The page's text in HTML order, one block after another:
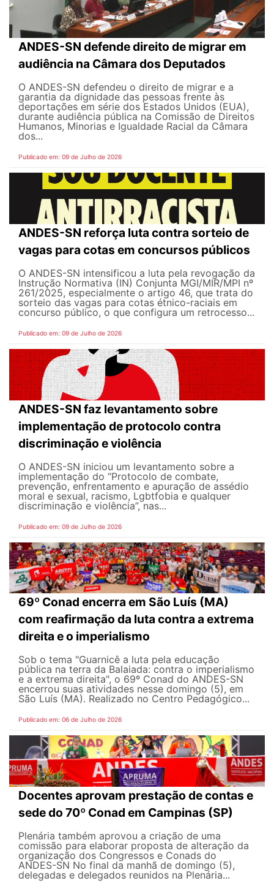
ANDES-SN defende direito de migrar em
audiência na Câmara dos Deputados
O ANDES-SN defendeu o direito de migrar e a
garantia da dignidade das pessoas frente às
deportações em série dos Estados Unidos (EUA),
durante audiência pública na Comissão de Direitos
Humanos, Minorias e Igualdade Racial da Câmara
dos...
Publicado em: 09 de Julho de 2026
ANDES-SN reforça luta contra sorteio de
vagas para cotas em concursos públicos
O ANDES-SN intensificou a luta pela revogação da
Instrução Normativa (IN) Conjunta MGI/MIR/MPI nº
261/2025, especialmente o artigo 46, que trata do
sorteio das vagas para cotas étnico-raciais em
concurso público, o que configura um retrocesso...
Publicado em: 09 de Julho de 2026
ANDES-SN faz levantamento sobre
implementação de protocolo contra
discriminação e violência
O ANDES-SN iniciou um levantamento sobre a
implementação do “Protocolo de combate,
prevenção, enfrentamento e apuração de assédio
moral e sexual, racismo, Lgbtfobia e qualquer
discriminação e violência”, nas...
Publicado em: 09 de Julho de 2026
69º Conad encerra em São Luís (MA)
com reafirmação da luta contra a extrema
direita e o imperialismo
Sob o tema "Guarnicê a luta pela educação
pública na terra da Balaiada: contra o imperialismo
e a extrema direita", o 69º Conad do ANDES-SN
encerrou suas atividades nesse domingo (5), em
São Luís (MA). Realizado no Centro Pedagógico...
Publicado em: 06 de Julho de 2026
Docentes aprovam prestação de contas e
sede do 70º Conad em Campinas (SP)
Plenária também aprovou a criação de uma
comissão para elaborar proposta de alteração da
organização dos Congressos e Conads do
ANDES-SN No final da manhã de domingo (5),
delegadas e delegados reunidos na Plenária...